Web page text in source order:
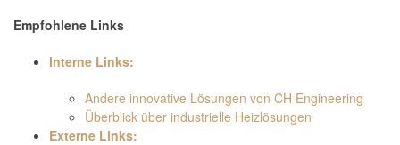
Empfohlene Links
Interne Links:
Andere innovative Lösungen von CH Engineering
Überblick über industrielle Heizlösungen
Externe Links: